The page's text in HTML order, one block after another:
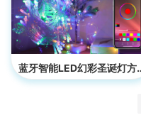
蓝牙智